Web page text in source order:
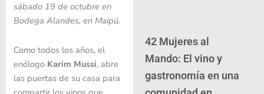
sábado 19 de octubre en
Bodega Alandes, en Maipú.
Como todos los años, el
enólogo Karim Mussi, abre
las puertas de su casa para
42 Mujeres al
Mando: El vino y
gastronomía en una